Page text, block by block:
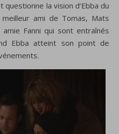
questionne la vision d’Ebba du
ami de Tomas, Mats
Fanni qui sont entraînés
Ebba atteint son point de
.